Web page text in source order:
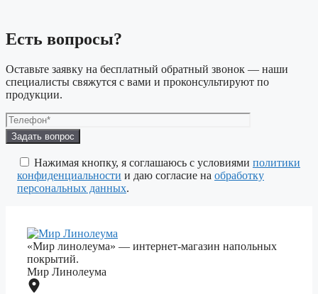
Есть вопросы?
Оставьте заявку на бесплатный обратный звонок — наши
специалисты свяжутся с вами и проконсультируют по
продукции.
Оставьте
это
поле
пустым.
Нажимая кнопку, я соглашаюсь с условиями политики
конфиденциальности и даю согласие на обработку
персональных данных.
«Мир линолеума» — интернет-магазин напольных
покрытий.
Мир Линолеума